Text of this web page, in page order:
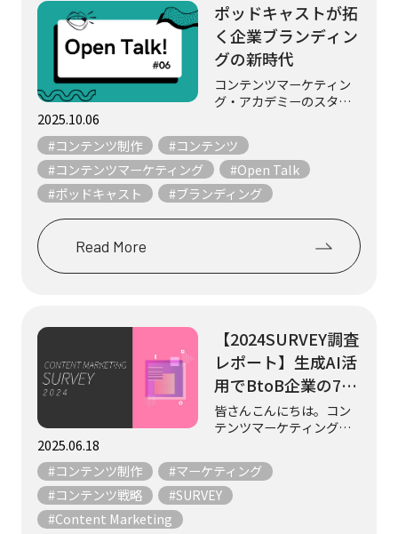
2025.10.06
ポッドキャストが拓
く企業ブランディン
グの新時代
コンテンツマーケティン
グ・アカデミーのスタッ
やコンテンツにまつわる
テーマについて、気まま
にフリートークします。
今回は注目が高まるポッ
ドキャストについて語り
合いました。なぜ若い...
#コンテンツ制作
#コンテンツ
#コンテンツマーケティング
#Open Talk
#ポッドキャスト
#ブランディング
Read More
2025.06.18
【2024SURVEY調査
レポート】生成AI活
用でBtoB企業の7割
が成果実感、一方
BtoCは3割止まり
皆さんこんにちは。コン
テンツマーケティングリ
この度、2024年11月29日
～2025年1月31日に実施
したコンテンツマーケテ
ィングに関する業界調査
#コンテンツ制作
#マーケティング
#コンテンツ戦略
#SURVEY
#Content Marketing